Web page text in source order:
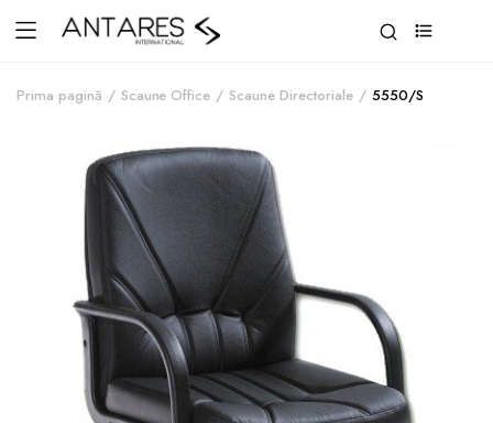
Prima pagină Scaune Office Scaune Directoriale 5550/S